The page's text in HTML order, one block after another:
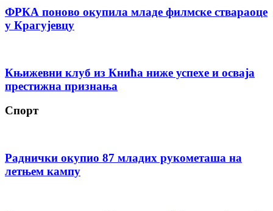
ФРКА поново окупила младе филмске ствараоце
у Крагујевцу
Књижевни клуб из Кнића ниже успехе и осваја
престижна признања
Спорт
Раднички окупио 87 младих рукометаша на
летњем кампу